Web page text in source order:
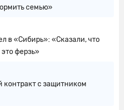
семью»
в «Сибирь»: «Сказали, что
ферзь»
контракт с защитником